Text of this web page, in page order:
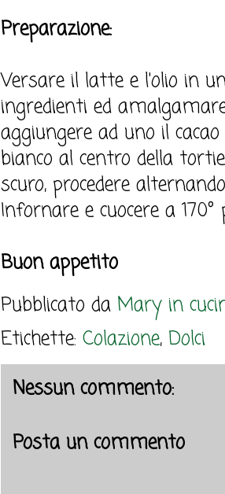
Preparazione:
Versare il latte e l'olio in
ingredienti ed
aggiungere ad uno il
bianco al centro della
scuro, procedere
Infornare e cuocere a
Buon appetito
Pubblicato da Mary in
Etichette: Colazione, Dolci
Nessun commento:
Posta un commento